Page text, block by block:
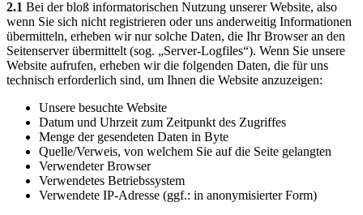
2.1 Bei der bloß informatorischen Nutzung unserer Website, also
wenn Sie sich nicht registrieren oder uns anderweitig Informationen
übermitteln, erheben wir nur solche Daten, die Ihr Browser an den
Seitenserver übermittelt (sog. „Server-Logfiles“). Wenn Sie unsere
Website aufrufen, erheben wir die folgenden Daten, die für uns
technisch erforderlich sind, um Ihnen die Website anzuzeigen:
Unsere besuchte Website
Datum und Uhrzeit zum Zeitpunkt des Zugriffes
Menge der gesendeten Daten in Byte
Quelle/Verweis, von welchem Sie auf die Seite gelangten
Verwendeter Browser
Verwendetes Betriebssystem
Verwendete IP-Adresse (ggf.: in anonymisierter Form)